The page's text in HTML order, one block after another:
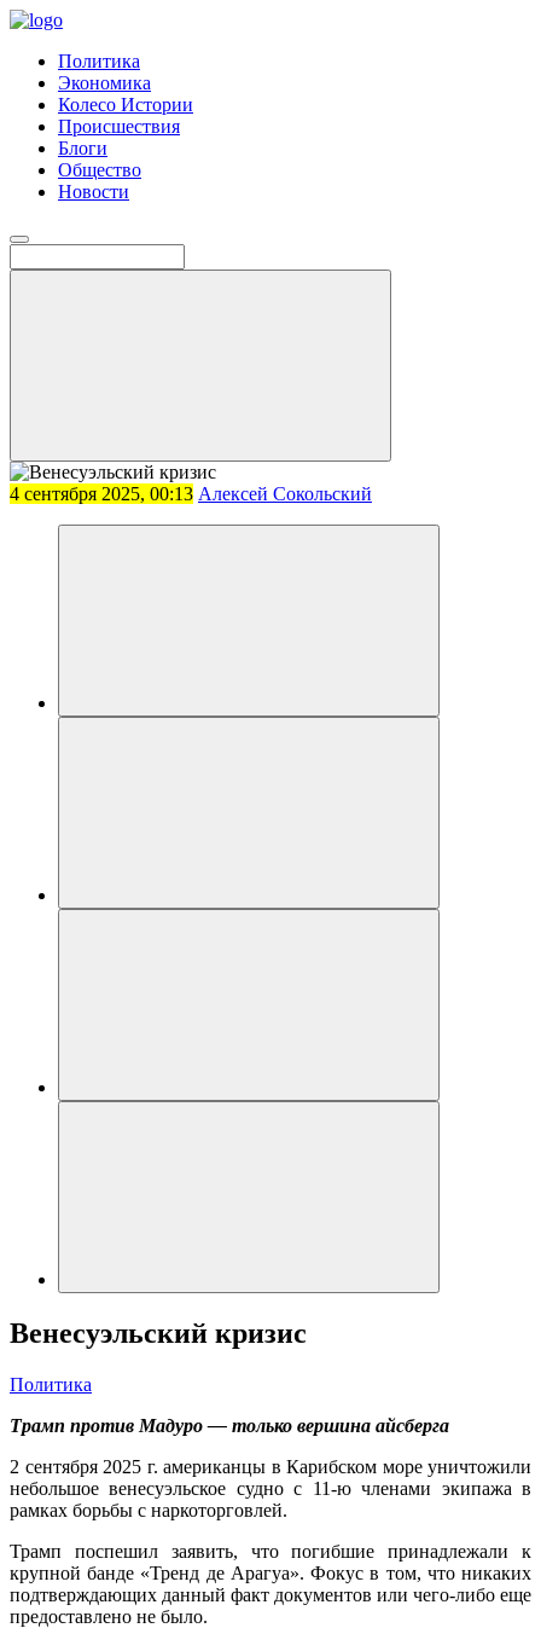
Политика
Экономика
Колесо Истории
Происшествия
Блоги
Общество
Новости
4 сентября 2025, 00:13 Алексей Сокольский
Венесуэльский кризис
Политика
Трамп против Мадуро — только вершина айсберга
2 сентября 2025 г. американцы в Карибском море уничтожили
небольшое венесуэльское судно с 11-ю членами экипажа в
рамках борьбы с наркоторговлей.
Трамп поспешил заявить, что погибшие принадлежали к
крупной банде «Тренд де Арагуа». Фокус в том, что никаких
подтверждающих данный факт документов или чего-либо еще
предоставлено не было.